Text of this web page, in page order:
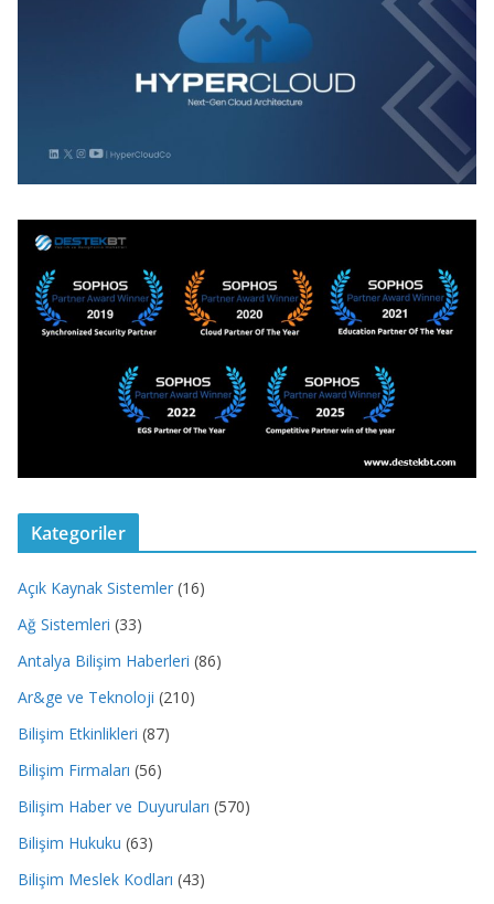
Kategoriler
Açık Kaynak Sistemler (16)
Ağ Sistemleri (33)
Antalya Bilişim Haberleri (86)
Ar&ge ve Teknoloji (210)
Bilişim Etkinlikleri (87)
Bilişim Firmaları (56)
Bilişim Haber ve Duyuruları (570)
Bilişim Hukuku (63)
Bilişim Meslek Kodları (43)